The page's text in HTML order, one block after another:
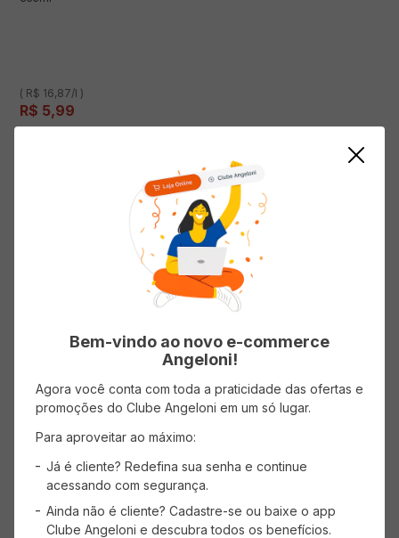
( R$ 16,87/l )
R$ 5,99
ADICIONAR AO CARRINHO
Mostrando 1-1 de
produtos
1
CADASTRE-SE
Receba promoções, novidades e descontos
exclusivos.
Bem-vindo ao novo e-commerce
Angeloni!
Agora você conta com toda a praticidade das ofertas e
promoções do Clube Angeloni em um só lugar.
Para aproveitar ao máximo:
Já é cliente? Redefina sua senha e continue
acessando com segurança.
Ainda não é cliente? Cadastre-se ou baixe o app
Clube Angeloni e descubra todos os benefícios.